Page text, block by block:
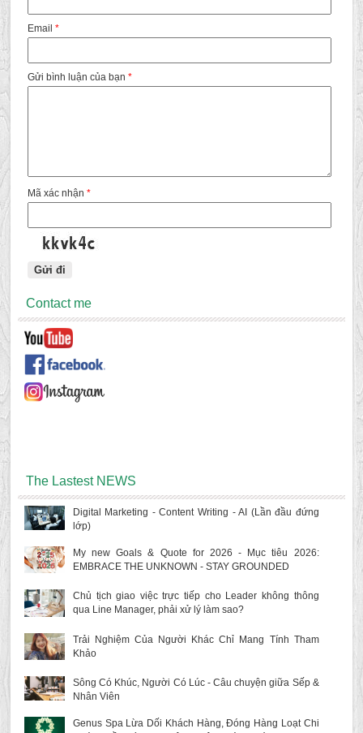
Email *
Gửi bình luận của bạn *
Mã xác nhận *
Contact me
The Lastest NEWS
Digital Marketing - Content Writing - AI (Lần đầu đứng
lớp)
My new Goals & Quote for 2026 - Mục tiêu 2026:
EMBRACE THE UNKNOWN - STAY GROUNDED
Chủ tịch giao việc trực tiếp cho Leader không thông
qua Line Manager, phải xử lý làm sao?
Trải Nghiệm Của Người Khác Chỉ Mang Tính Tham
Khảo
Sông Có Khúc, Người Có Lúc - Câu chuyện giữa Sếp &
Nhân Viên
Genus Spa Lừa Dối Khách Hàng, Đóng Hàng Loạt Chi